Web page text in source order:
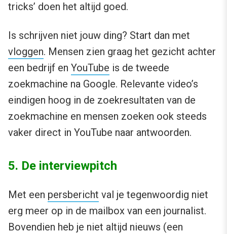
tricks’ doen het altijd goed.
Is schrijven niet jouw ding? Start dan met
vloggen. Mensen zien graag het gezicht achter
een bedrijf en YouTube is de tweede
zoekmachine na Google. Relevante video’s
eindigen hoog in de zoekresultaten van de
zoekmachine en mensen zoeken ook steeds
vaker direct in YouTube naar antwoorden.
5. De interviewpitch
Met een persbericht val je tegenwoordig niet
erg meer op in de mailbox van een journalist.
Bovendien heb je niet altijd nieuws (een